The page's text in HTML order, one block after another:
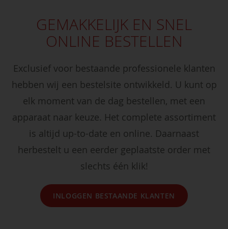
GEMAKKELIJK EN SNEL
ONLINE BESTELLEN
Exclusief voor bestaande professionele klanten
hebben wij een bestelsite ontwikkeld. U kunt op
elk moment van de dag bestellen, met een
apparaat naar keuze. Het complete assortiment
is altijd up-to-date en online. Daarnaast
herbestelt u een eerder geplaatste order met
slechts één klik!
INLOGGEN BESTAANDE KLANTEN